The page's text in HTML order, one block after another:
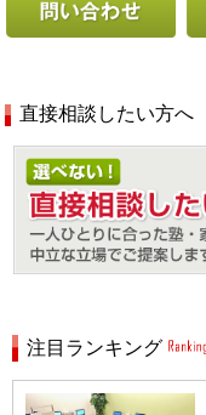
直接相談したい方へ
注目ランキング